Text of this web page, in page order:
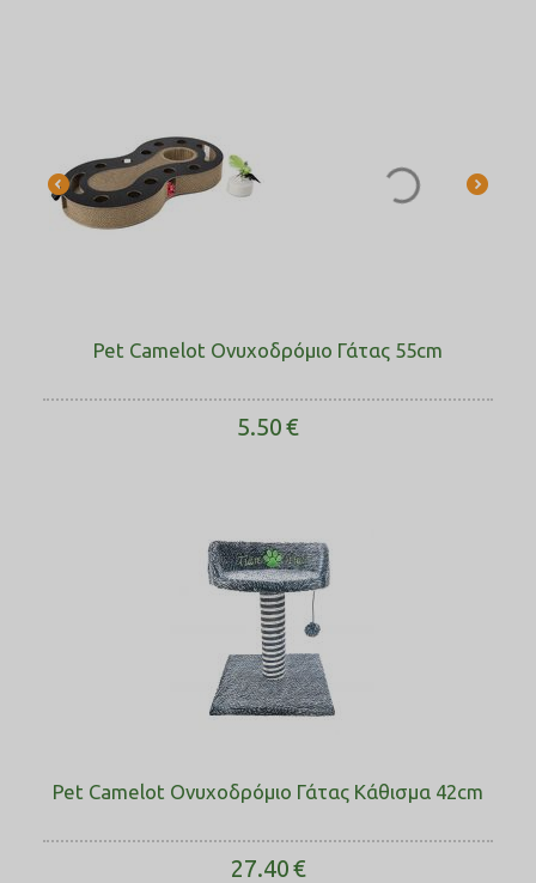
Pet Camelot Ονυχοδρόμιο Γάτας 55cm
5.50€
Pet Camelot Ονυχοδρόμιο Γάτας Κάθισμα 42cm
27.40€